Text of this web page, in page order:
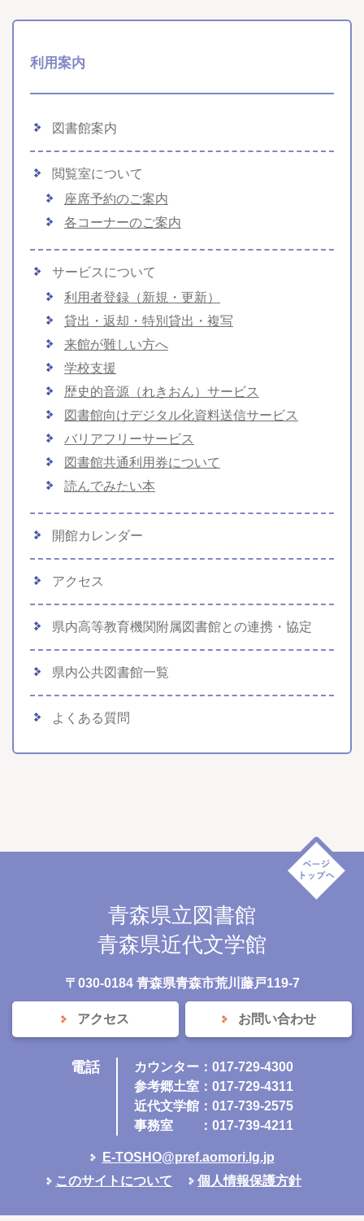
利用案内
図書館案内
閲覧室について
座席予約のご案内
各コーナーのご案内
サービスについて
利用者登録（新規・更新）
貸出・返却・特別貸出・複写
来館が難しい方へ
学校支援
歴史的音源（れきおん）サービス
図書館向けデジタル化資料送信サービス
バリアフリーサービス
図書館共通利用券について
読んでみたい本
開館カレンダー
アクセス
県内高等教育機関附属図書館との連携・協定
県内公共図書館一覧
よくある質問
青森県立図書館
青森県近代文学館
〒030-0184 青森県青森市荒川藤戸119-7
アクセス お問い合わせ
電話
カウンター：017-729-4300
参考郷土室：017-729-4311
近代文学館：017-739-2575
事務室
：017-739-4211
E-TOSHO@pref.aomori.lg.jp
このサイトについて
個人情報保護方針